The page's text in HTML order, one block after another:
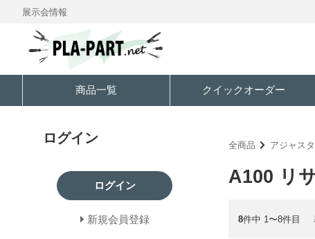
展示会情報
商品一覧 クイックオーダー
全商品 アジャス
A100 リ
8件中 1〜8件目
ログイン
ログイン
新規会員登録